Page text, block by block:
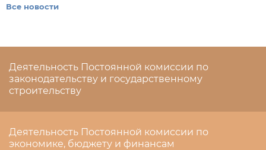
Все новости
Деятельность Постоянной комиссии по
законодательству и государственному
строительству
Деятельность Постоянной комиссии по
экономике, бюджету и финансам